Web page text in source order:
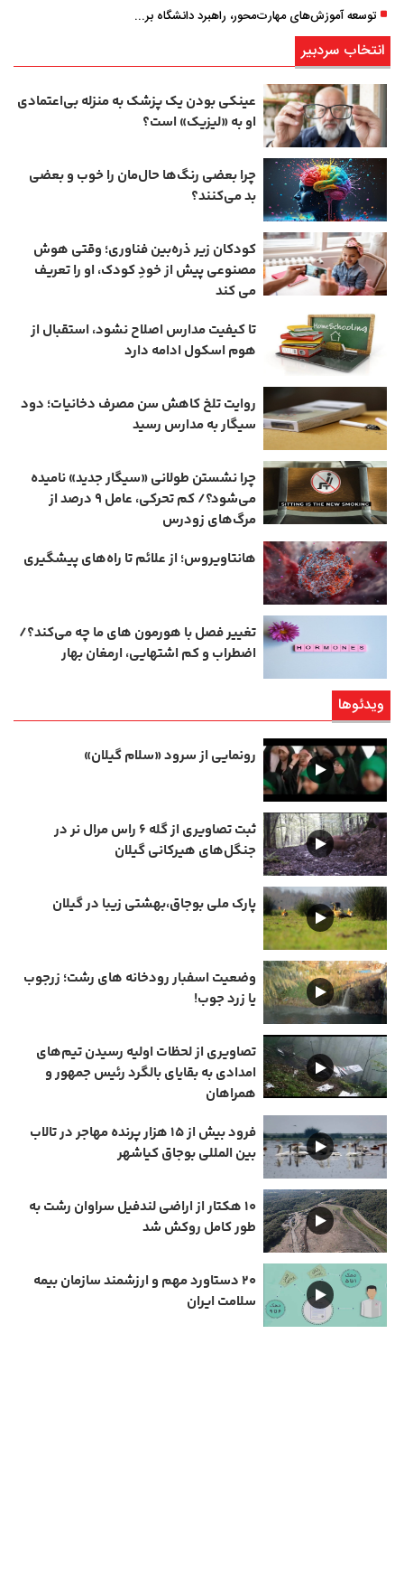
توسعه آموزش‌های مهارت‌محور، راهبرد دانشگاه برای تربیت نیروی متخصص است
انتخاب سردبیر
عینکی‌ بودن یک پزشک به منزله بی‌اعتمادی
او به «لیزیک» است؟
چرا بعضی رنگ‌ها حال‌مان را خوب و بعضی
بد می‌کنند؟
کودکان زیر ذره‌بین فناوری؛ وقتی هوش
مصنوعی پیش از خودِ کودک، او را تعریف
می ‌کند
تا کیفیت مدارس اصلاح نشود، استقبال از
هوم ‌اسکول ادامه دارد
روایت تلخ کاهش سن مصرف دخانیات؛ دود
سیگار به مدارس رسید
چرا نشستن طولانی «سیگار جدید» نامیده
می‌شود؟/ کم‌ تحرکی، عامل ۹ درصد از
مرگ‌های زودرس
هانتاویروس؛ از علائم تا راه‌های پیشگیری
تغییر فصل با هورمون‌ های ما چه می‌کند؟/
اضطراب و کم‌ اشتهایی، ارمغان بهار
ویدئوها
رونمایی از سرود «سلام گیلان»
ثبت تصاویری از گله ۶ راس مرال نر در
جنگل‌های هیرکانی گیلان
پارک ملی بوجاق،بهشتی زیبا در گیلان
وضعیت اسفبار رودخانه های رشت؛ زرجوب
یا زرد جوب!
تصاویری از لحظات اولیه رسیدن تیم‌های
امدادی به بقایای بالگرد رئیس جمهور و
همراهان
فرود بیش از ۱۵ هزار پرنده مهاجر در تالاب
بین المللی بوجاق کیاشهر
۱۰ هکتار از اراضی لندفیل سراوان رشت به
طور کامل روکش شد
۲۰ دستاورد مهم و ارزشمند سازمان بیمه
سلامت ایران